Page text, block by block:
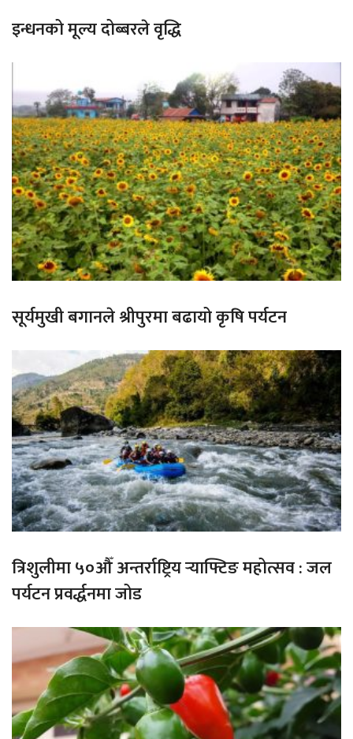
इन्धनको मूल्य दोब्बरले वृद्धि
सूर्यमुखी बगानले श्रीपुरमा बढायो कृषि पर्यटन
त्रिशुलीमा ५०औँ अन्तर्राष्ट्रिय र्‍याफ्टिङ महोत्सव : जल
पर्यटन प्रवर्द्धनमा जोड